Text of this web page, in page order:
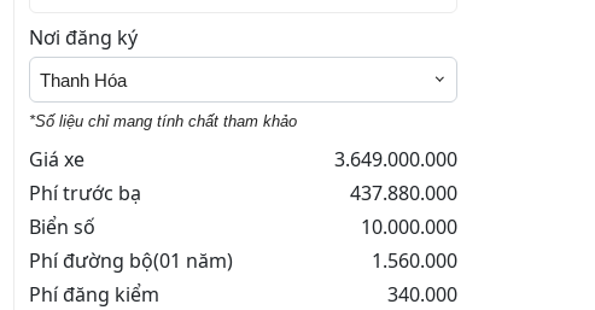
Nơi đăng ký
Thanh Hóa
*Số liệu chỉ mang tính chất tham khảo
Giá xe
3.649.000.000
Phí trước bạ
437.880.000
Biển số
10.000.000
Phí đường bộ(01 năm)
1.560.000
Phí đăng kiểm
340.000